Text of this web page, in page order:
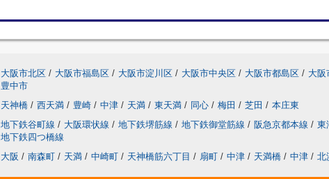
大阪市北区 / 大阪市福島区 / 大阪市淀川区 / 大阪市中央区 / 大阪市都島区 / 大阪
豊中市
天神橋 / 西天満 / 豊崎 / 中津 / 天満 / 東天満 / 同心 / 梅田 / 芝田 / 本庄東
地下鉄谷町線 / 大阪環状線 / 地下鉄堺筋線 / 地下鉄御堂筋線 / 阪急京都本線 / 東
地下鉄四つ橋線
大阪 / 南森町 / 天満 / 中崎町 / 天神橋筋六丁目 / 扇町 / 中津 / 天満橋 / 中津 / 北